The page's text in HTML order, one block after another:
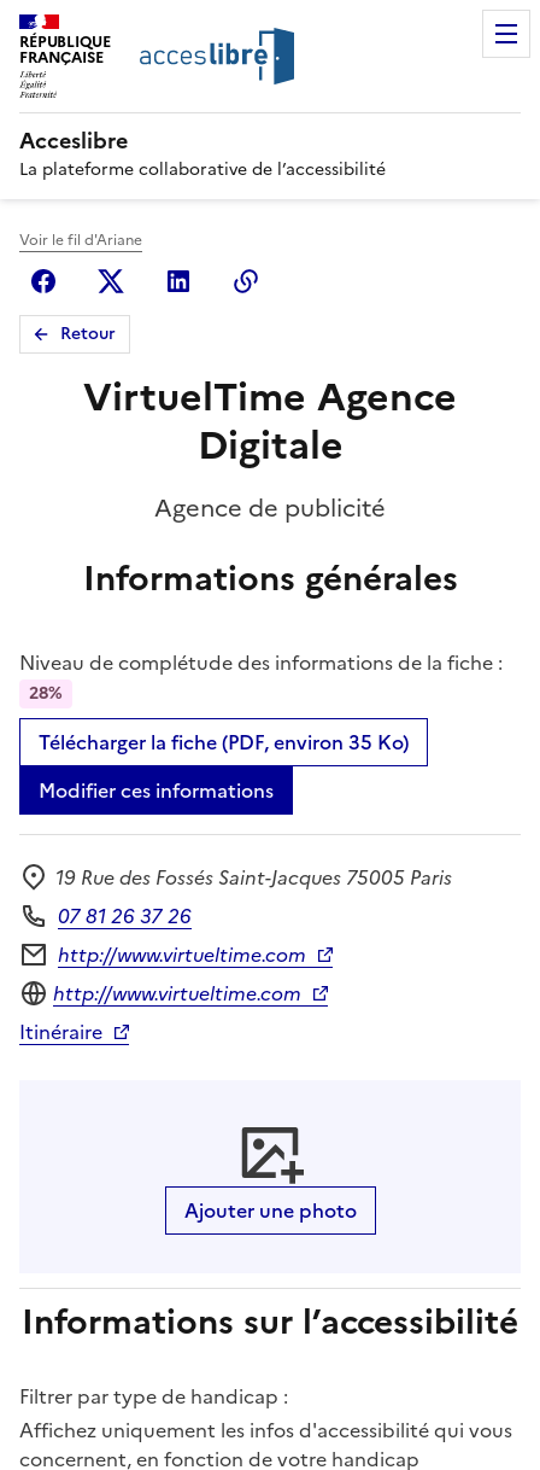
RÉPUBLIQUE
FRANÇAISE
Acceslibre
La plateforme collaborative de l’accessibilité
Voir le fil d'Ariane
FacebookX (anciennement Twitter)
Linkedin
Retour
VirtuelTime Agence
Digitale
Agence de publicité
Informations générales
Niveau de complétude des informations de la fiche :
28%
Télécharger la fiche (PDF, environ 35 Ko)
Modifier ces informations
Adresse
19 Rue des Fossés Saint-Jacques 75005 Paris
Téléphone
07 81 26 37 26
Formulaire de contact
http://www.virtueltime.com
Site internet
http://www.virtueltime.com
Itinéraire
Ajouter une photo
Informations sur l’accessibilité
Filtrer par type de handicap :
Affichez uniquement les infos d'accessibilité qui vous
concernent, en fonction de votre handicap